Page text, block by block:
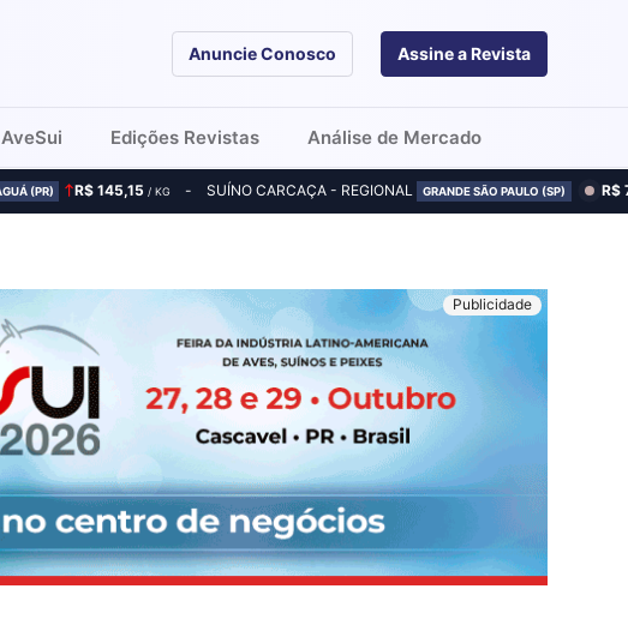
Anuncie Conosco Assine a Revista
AveSui Edições Revistas Análise de Mercado
(PR) R$ 145,15 / KG SUÍNO CARCAÇA - REGIONAL GRANDE SÃO PAULO (SP) R$